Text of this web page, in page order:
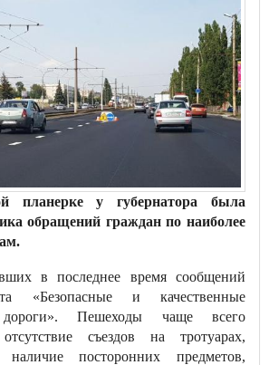
планерке у губернатора была
обращений граждан по наиболее
в последнее время сообщений
«Безопасные и качественные
дороги». Пешеходы чаще всего
съездов на тротуарах,
посторонних предметов,